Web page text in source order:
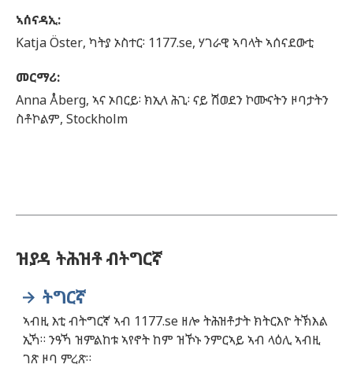
ኣሰናዳኢ:
KatjaÖster, ካትያ ኦስተር፡ 1177.se, ሃገራዊ ኣባላት ኣሰናደውቲ
መርማሪ:
AnnaÅberg, ኣና ኦበርይ፡ ክኢላ ሕጊ፡ ናይ ሽወደን ኮሙናትን ዞባታትን
ስቶኮልም, Stockholm
ዝያዳ ትሕዝቶ ብትግርኛ
ትግርኛ
ኣብዚ እቲ ብትግርኛ ኣብ 1177.se ዘሎ ትሕዝቶታት ክትርእዮ ትኽእል
ኢኻ። ንዓኻ ዝምልከቱ ኣየኖት ከም ዝኾኑ ንምርኣይ ኣብ ላዕሊ ኣብዚ
ገጽ ዞባ ምረጽ።